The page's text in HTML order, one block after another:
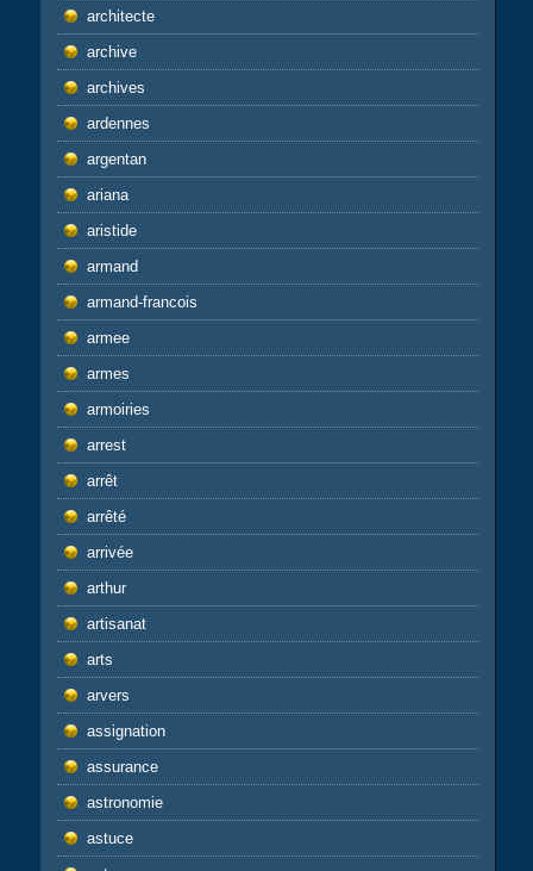
architecte
archive
archives
ardennes
argentan
ariana
aristide
armand
armand-francois
armee
armes
armoiries
arrest
arrêt
arrêté
arrivée
arthur
artisanat
arts
arvers
assignation
assurance
astronomie
astuce